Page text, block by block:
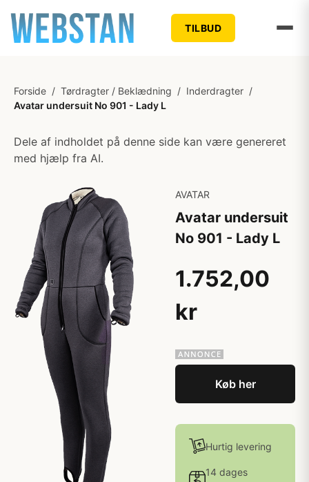
TILBUD
Forside / Tørdragter / Beklædning / Inderdragter /
Avatar undersuit No 901 - Lady L
Dele af indholdet på denne side kan være genereret
med hjælp fra AI.
AVATAR
Avatar undersuit
No 901 - Lady L
1.752,00
kr
Køb her
Hurtig levering
14 dages